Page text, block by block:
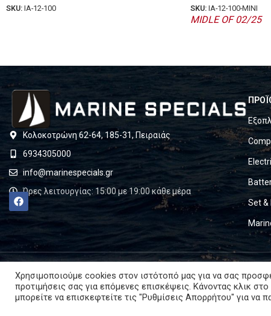
SKU: IA-12-100 SKU: IA-12-100-MINI
MIDLE OF 02/25
Κολοκοτρώνη 62-64, 185-31, Πειραιάς
6934305000
info@marinespecials.gr
Ώρες λειτουργίας: 15:00 με 19:00 κάθε μέρα
Set &
Χρησιμοποιούμε cookies στον ιστότοπό μας για να σας
προτιμήσεις σας για επόμενες επισκέψεις. Κάνοντας κλικ
μπορείτε να επισκεφτείτε τις "Ρυθμίσεις Απορρήτου" για να